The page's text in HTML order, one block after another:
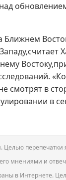
смотрят в
в
Целью перепечатки
мнениями и
в Интернете.